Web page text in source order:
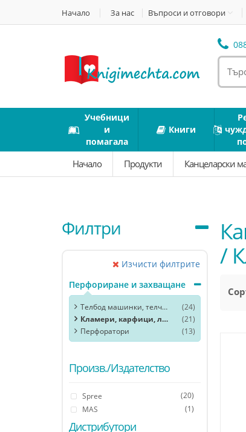
Начало За нас Въпроси и отговори
Учебници
и
помагала
Книги
Начало Продукти Канцеларски
Филтри
Изчисти филтрите
Перфориране и захващане
Телбод машинки, телчета
(24)
Кламери, карфици, ластик, кабари
(21)
Перфоратори
(13)
Произв./Издателство
Spree
(20)
MAS
(1)
Дистрибутори
/